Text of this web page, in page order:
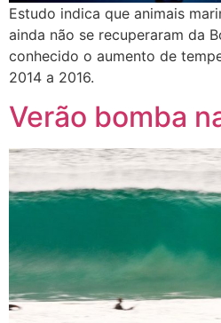
Estudo indica que animais
ainda não se recuperaram da
conhecido o aumento de
2014 a 2016.
Verão bomba